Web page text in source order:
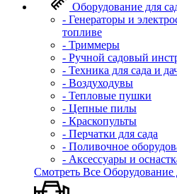
Оборудование для
- Генераторы и
топливе
- Триммеры
- Ручной садовый
- Техника для сада и
- Воздуходувы
- Тепловые пушки
- Цепные пилы
- Краскопульты
- Перчатки для сада
- Поливочное
- Аксессуары и
Смотреть Все Оборудование